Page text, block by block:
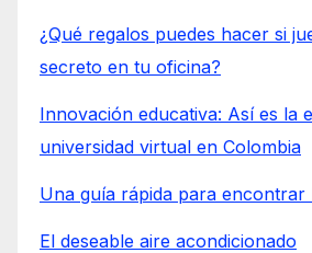
¿Qué regalos puedes hacer si
secreto en tu oficina?
Innovación educativa: Así es la
universidad virtual en Colombia
Una guía rápida para encontrar
El deseable aire acondicionado